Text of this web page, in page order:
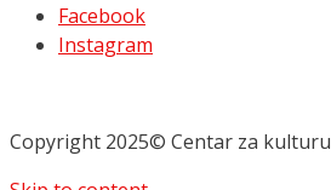
Facebook
Instagram
Copyright 2025© Centar za